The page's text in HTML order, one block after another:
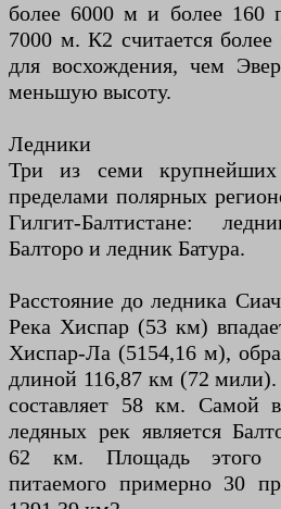
более 6000 м и более 160
7000 м. К2 считается
для восхождения, чем
меньшую высоту.
Ледники
Три из семи
пределами полярных
Гилгит-Балтистане:
Балторо и ледник Батура.
Расстояние до ледника
Река Хиспар (53 км)
Хиспар-Ла (5154,16 м),
длиной 116,87 км (72
составляет 58 км. Самой
ледяных рек является
62 км. Площадь этого
питаемого примерно 30